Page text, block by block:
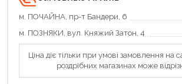
м. ПОЧАЙНА, пр-т Бандери, 6
м. ПОЗНЯКИ, вул. Княжий Затон, 4
Ціна діє тільки при умові замовлення на
роздрібних магазинах може